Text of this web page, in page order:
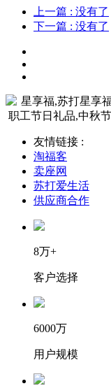
上一篇 : 没有了
下一篇 : 没有了
友情链接 :
淘福客
卖座网
苏打爱生活
供应商合作
8万+
客户选择
6000万
用户规模